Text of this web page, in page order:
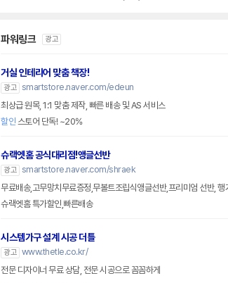
파워링크 광고
거실 인테리어 맞춤 책장!
광고 smartstore.naver.com/edeun
최상급 원목, 1:1 맞춤 제작, 빠른 배송 및 AS 서비스
할인 스토어 단독! ~20%
슈랙엣홈 공식대리점!앵글선반
광고 smartstore.naver.com/shraek
무료배송,고무망치무료증정,무볼트조립식앵글선반,프리미엄 선반, 행
슈랙엣홈 특가할인,빠른배송
시스템가구 설계 시공 더틀
광고 www.thetle.co.kr/
전문 디자이너 무료 상담, 전문 시공으로 꼼꼼하게